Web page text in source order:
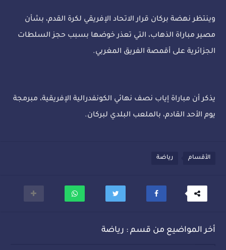
وينتظر نهضة بركان قرار الاتحاد الإفريقي لكرة القدم، بشأن
مصير مباراة الذهاب، التي تعذر خوضها بسبب حجز السلطات
الجزائرية على أقمصة الفريق المغربي.
يذكر أن مباراة إياب نصف نهائي الكونفدرالية الإفريقية، مبرمجة
يوم الأحد القادم، بالملعب البلدي لبركان.
الأقسام رياضة
أخر المواضيع من قسم : رياضة